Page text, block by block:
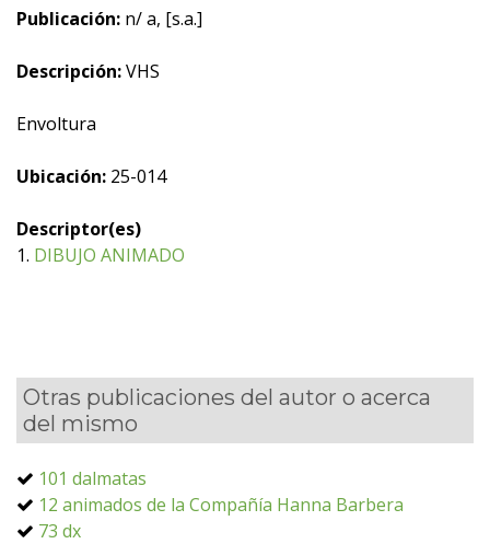
Publicación: n/ a, [s.a.]
Descripción:VHS
Envoltura
Ubicación: 25-014
Descriptor(es)
1. DIBUJO ANIMADO
Otras publicaciones del autor o acerca
del mismo
101 dalmatas
12 animados de la Compañía Hanna Barbera
73 dx